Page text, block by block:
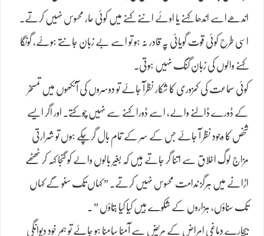
اندھےاسے اندھا کہنے یا اوئے اننے کہنے میں کوئی عار محسوس نہیں کرتے۔
اسی طرح کوئی قوت گویائی پہ قادر نہ ہو تو اسے بے زبان جانتے ہوۓ، گونگا
کہنے والوں کی زبان گنگ نہیں ہوتی۔
کوئی سماعت کی کمزوری کا شکار نظرآ جاۓ تو دوسروں کی آنکھوں میں تمسخر
کے ڈورے ڈالنے والے، اسے ڈورا کہنے سے نہیں چوکتے۔ اور اگر ایسے
شخص کا وجود نظر آ جاۓ جس کے سر کے تمام بال گرچکے ہوں تو شرارتی
مزاج لوگ اخلاق سے اتنا گر جاتے ہیں کہ بغیر بالوں والے کو گنجا کہہ کر ٹھٹھے
اڑانے میں ہرگز ندامت محسوس نہیں کرتے۔ ” کہاں تک سنو گے کہاں
تک سناؤں، ہزاروں کے شکوے ہیں کیا کیا بتاؤں ” ۔
بیچارے دماغی امراض کے مریض سے آمنا سامنا ہو جاۓ تو ہم خود دیوانگی